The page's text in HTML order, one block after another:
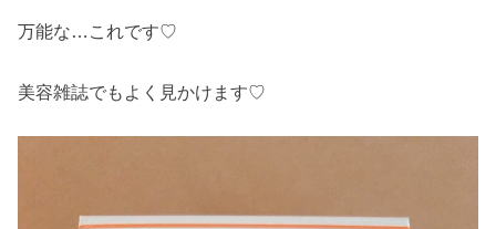
万能な…これです♡
美容雑誌でもよく見かけます♡